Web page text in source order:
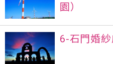
園）
6-石門婚